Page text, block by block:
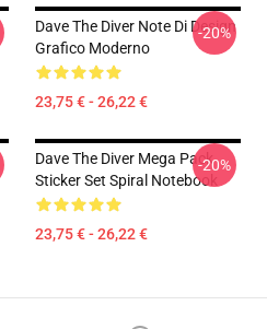
Dave The Diver Note Di Design
Grafico Moderno
23,75 € - 26,22 €
-20%
Dave The Diver Mega Pack
Sticker Set Spiral Notebook
23,75 € - 26,22 €
-20%